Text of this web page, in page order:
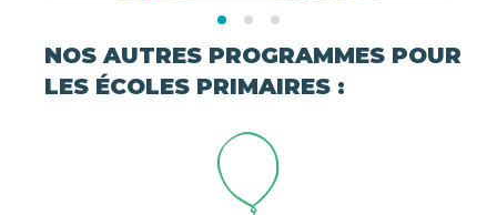
NOS AUTRES PROGRAMMES POUR
LES ÉCOLES PRIMAIRES :